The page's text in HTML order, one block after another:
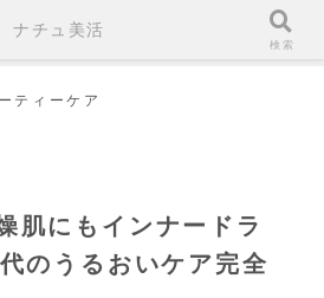
ティーケア
肌にもインナードラ
のうるおいケア完全
ナチュ美活
検索